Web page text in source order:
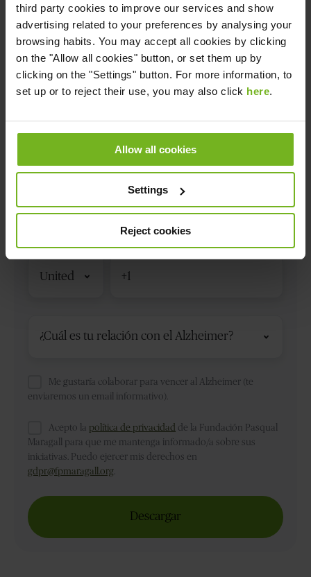
third party cookies to improve our services and show
advertising related to your preferences by analysing your
browsing habits. You may accept all cookies by clicking
on the "Allow all cookies" button, or set them up by
clicking on the "Settings" button. For more information, to
set up or to reject their use, you may also click here.
Allow all cookies
Settings
Reject cookies
Código
con
enfermedad*
Me gustaría colaborar para vencer al Alzheimer (te
enviaremos un email informativo).
Acepto la política de privacidad de la Fundación Pasqual
Maragall para que me mantenga informado/a sobre sus
iniciativas. Puedo ejercer mis derechos en
gdpr@fpmaragall.org.